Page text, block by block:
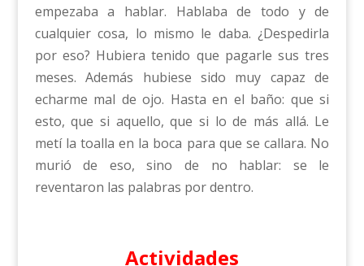
empezaba a hablar. Hablaba de todo y de
cualquier cosa, lo mismo le daba. ¿Despedirla
por eso? Hubiera tenido que pagarle sus tres
meses. Además hubiese sido muy capaz de
echarme mal de ojo. Hasta en el baño: que si
esto, que si aquello, que si lo de más allá. Le
metí la toalla en la boca para que se callara. No
murió de eso, sino de no hablar: se le
reventaron las palabras por dentro.
Actividades